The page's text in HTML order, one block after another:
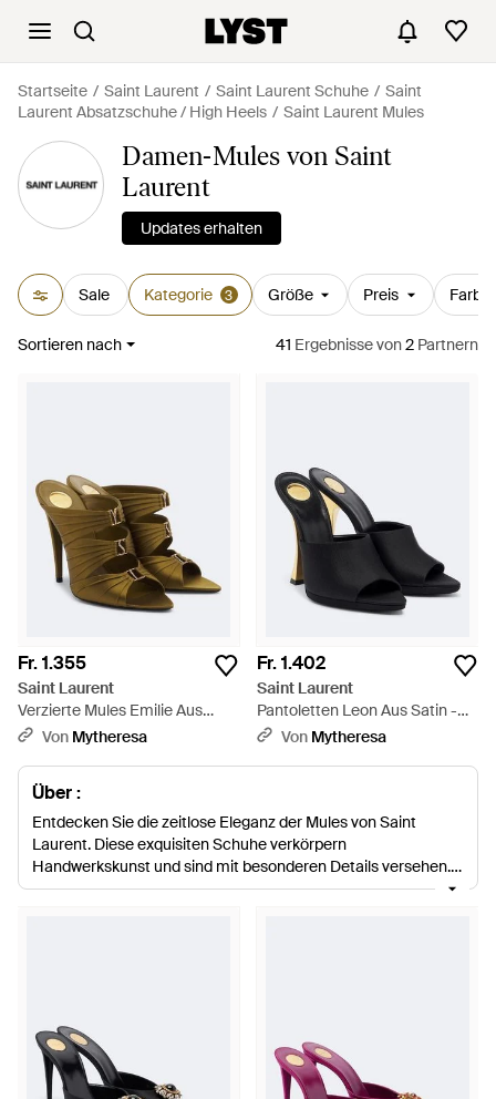
Startseite Saint Laurent Saint Laurent Schuhe
Saint
Laurent Absatzschuhe / High Heels
Saint Laurent Mules
Damen-Mules von Saint
Laurent
Updates erhalten
Sale Kategorie 3 Größe Preis Farbe
Sortieren nach 41 Ergebnissevon2 Partnern
Fr. 1.355
Saint Laurent
Verzierte Mules Emilie Aus
Crepe-Satin - Grün
Von Mytheresa
Fr. 1.402
Saint Laurent
Pantoletten Leon Aus Satin -
Schwarz
Von Mytheresa
Über :
Entdecken Sie die zeitlose Eleganz der Mules von Saint
Laurent. Diese exquisiten Schuhe verkörpern
Handwerkskunst und sind mit besonderen Details versehen.
Das Obermaterial ist aus hochwertigem Leder gefertigt und
Kleidungsstücken, um Ihren individuellen Stil zu
unterstreichen. Entdecken Sie die zeitlose Eleganz der Mules
von Saint Laurent und lassen Sie sich von ihrem
unverwechselbaren Charme begeistern.